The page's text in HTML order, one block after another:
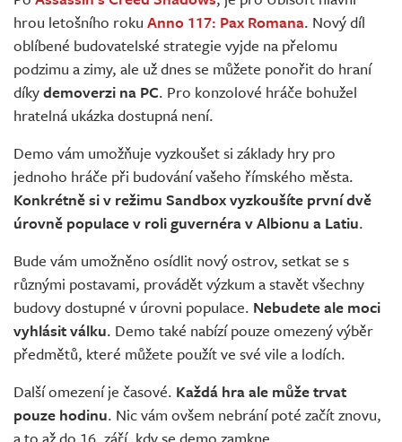
Živě
hrou letošního roku Anno 117: Pax Romana. Nový díl
oblíbené budovatelské strategie vyjde na přelomu
podzimu a zimy, ale už dnes se můžete ponořit do hraní
díkydemoverzi na PC. Pro konzolové hráče bohužel
hratelná ukázka dostupná není.
Demo vám umožňuje vyzkoušet si základy hry pro
jednoho hráče při budování vašeho římského města.
Konkrétně si v režimu Sandbox vyzkoušíte první dvě
úrovně populace v roli guvernéra v Albionu a Latiu.
Bude vám umožněno osídlit nový ostrov, setkat se s
různými postavami, provádět výzkum a stavět všechny
budovy dostupné v úrovni populace. Nebudete ale moci
vyhlásit válku. Demo také nabízí pouze omezený výběr
předmětů, které můžete použít ve své vile a lodích.
Další omezení je časové. Každá hra ale může trvat
pouze hodinu. Nic vám ovšem nebrání poté začít znovu,